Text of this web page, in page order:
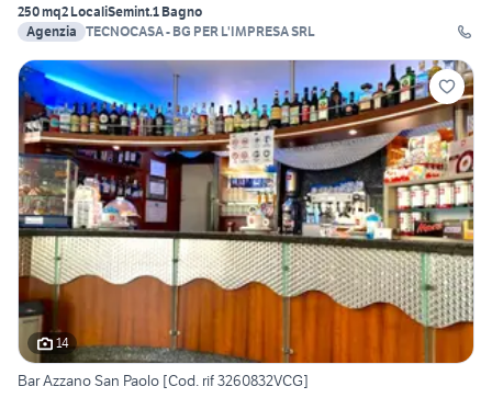
250 mq2 LocaliSemint.1 Bagno
Agenzia TECNOCASA - BG PER L'IMPRESA SRL
14
Bar Azzano San Paolo [Cod. rif 3260832VCG]